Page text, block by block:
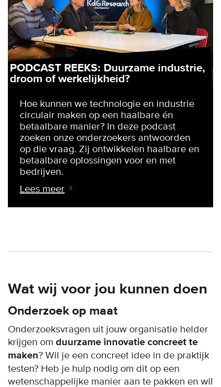
PODCAST REEKS: Duurzame industrie,
droom of werkelijkheid?
Hoe kunnen we technologie en industrie
circulair maken op een haalbare én
betaalbare manier? In deze podcast
zoeken onze onderzoekers antwoorden
op die vraag. Zij ontwikkelen haalbare en
betaalbare oplossingen voor en met
bedrijven.
Lees meer
Wat wij voor jou kunnen doen
Onderzoek op maat
Onderzoeksvragen uit jouw organisatie helder
krijgen om duurzame innovatie concreet te
maken? Wil je een concreet idee in de praktijk
testen? Heb je hulp nodig om dit op een
wetenschappelijke manier aan te pakken en wil